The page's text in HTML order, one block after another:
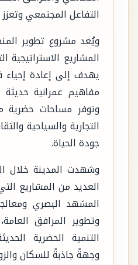
التفاعل المجتمعي
ويُعد مشروع تطوير
المشاريع الاستراتيجية
يهدف إلى إعادة
مفاهيم عمرانية حديثة
وتوفر مساحات حضرية
التجارية والسياحية
جودة الحياة.
وشهدت المدينة خلال
العديد من المشاريع
المشهد البصري
وتطوير المرافق
التنمية الحضرية
وجهةً جاذبةً للسكان